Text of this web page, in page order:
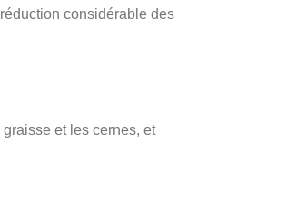
considérable des
et les cernes, et